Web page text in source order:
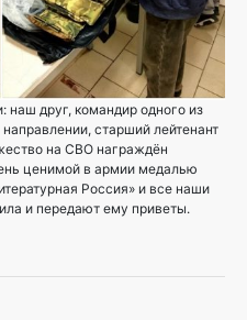
наш друг, командир одного из
старший лейтенант
на СВО награждён
ценимой в армии медалью
Россия» и все наши
и передают ему приветы.